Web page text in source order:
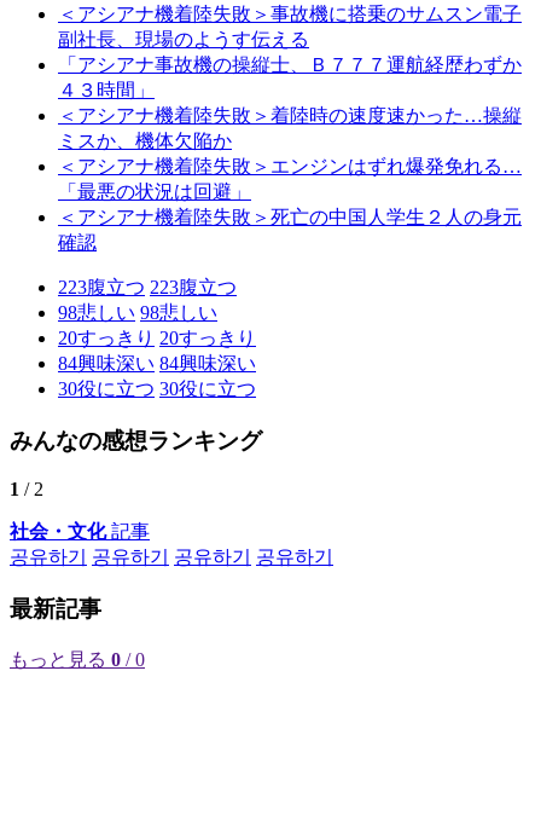
＜アシアナ機着陸失敗＞事故機に搭乗のサムスン電子
副社長、現場のようす伝える
「アシアナ事故機の操縦士、Ｂ７７７運航経歴わずか
４３時間」
＜アシアナ機着陸失敗＞着陸時の速度速かった…操縦
ミスか、機体欠陥か
＜アシアナ機着陸失敗＞エンジンはずれ爆発免れる…
「最悪の状況は回避」
＜アシアナ機着陸失敗＞死亡の中国人学生２人の身元
確認
223腹立つ 223腹立つ
98悲しい 98悲しい
20すっきり 20すっきり
84興味深い 84興味深い
30役に立つ 30役に立つ
みんなの感想ランキング
1 / 2
社会・文化記事
공유하기
공유하기 공유하기 공유하기
最新記事
もっと見る 0 / 0